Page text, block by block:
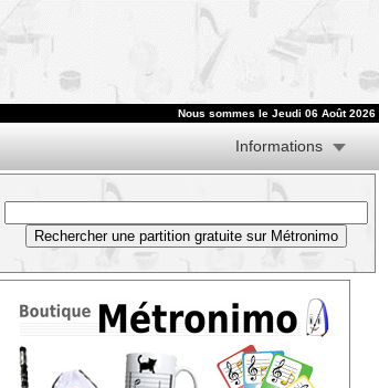
Nous sommes le Jeudi 06 Août 2026
Informations